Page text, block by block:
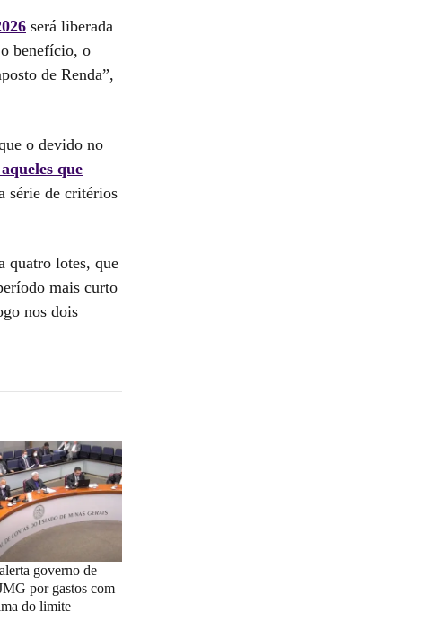
será liberada
benefício, o
de Renda”,
o devido no
aqueles que
série de critérios
quatro lotes, que
mais curto
nos dois
governo de
por gastos com
do limite